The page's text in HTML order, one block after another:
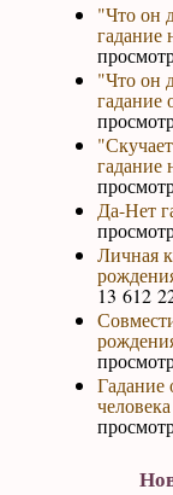
"Что он
гадание
"Что он
гадание
гадание
Да-Нет
Личная
13 612
Гадание